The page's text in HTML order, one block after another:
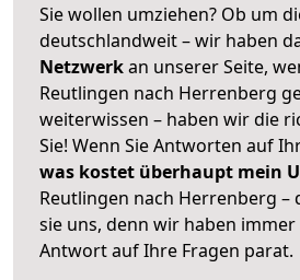
Sie wollen umziehen? Ob um
deutschlandweit – wir haben
Netzwerkan unserer Seite,
Reutlingen nach Herrenberg
weiterwissen – haben wir die
Sie! Wenn Sie Antworten auf
was kostet überhaupt mein
Reutlingen nach Herrenberg –
sie uns, denn wir haben immer
Antwort auf Ihre Fragen parat.